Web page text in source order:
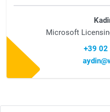
Microsoft
+39 02